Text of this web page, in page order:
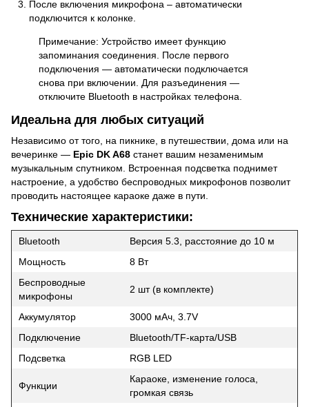
После включения микрофона – автоматически
подключится к колонке.
Примечание: Устройство имеет функцию
запоминания соединения. После первого
подключения — автоматически подключается
снова при включении. Для разъединения —
отключите Bluetooth в настройках телефона.
Идеальна для любых ситуаций
Независимо от того, на пикнике, в путешествии, дома или на
вечеринке — Epic DK A68 станет вашим незаменимым
музыкальным спутником. Встроенная подсветка поднимет
настроение, а удобство беспроводных микрофонов позволит
проводить настоящее караоке даже в пути.
Технические характеристики:
Bluetooth
Версия 5.3, расстояние до 10 м
Мощность
8 Вт
Беспроводные
микрофоны
2 шт (в комплекте)
Аккумулятор
3000 мАч, 3.7V
Подключение
Bluetooth/TF-карта/USB
Подсветка
RGB LED
Функции
Караоке, изменение голоса,
громкая связь